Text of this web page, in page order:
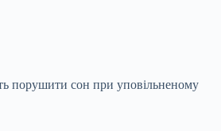
порушити сон при уповільненому